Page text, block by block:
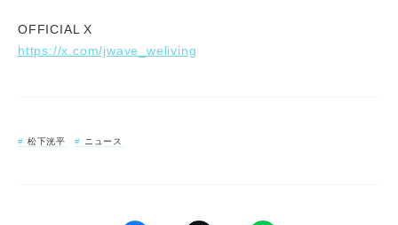
OFFICIAL X
https://x.com/jwave_weliving
松下洸平 ニュース